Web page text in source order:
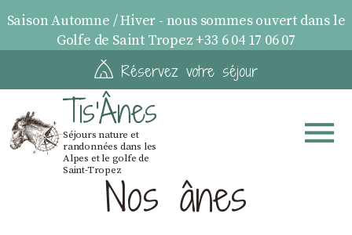
Saison Automne / Hiver - nous sommes ouvert dans le
Golfe de Saint Tropez +33 6 04 17 06 07
Réservez votre séjour
Tis'Ânes
Séjours nature et
randonnées dans les
Alpes et le golfe de
Saint-TropezNos ânes